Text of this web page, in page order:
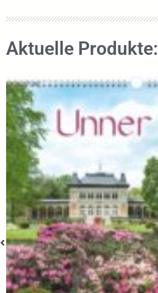
Aktuelle Produkte: